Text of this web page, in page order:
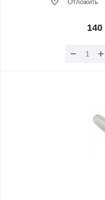
Отложить
140